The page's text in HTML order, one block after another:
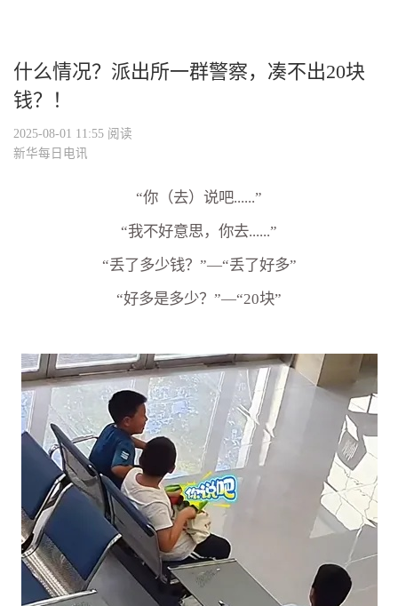
什么情况？派出所一群警察，凑不出20块
钱？！
2025-08-01 11:55 阅读
新华每日电讯
“你（去）说吧......”
“我不好意思，你去......”
“丢了多少钱？”—“丢了好多”
“好多是多少？”—“20块”